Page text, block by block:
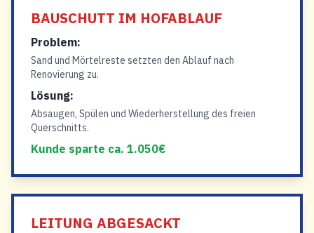
BAUSCHUTT IM HOFABLAUF
Problem:
Sand und Mörtelreste setzten den Ablauf nach
Renovierung zu.
Lösung:
Absaugen, Spülen und Wiederherstellung des freien
Querschnitts.
Kunde sparte ca. 1.050€
LEITUNG ABGESACKT